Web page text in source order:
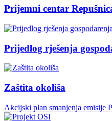
Prijemni centar
Prijedlog rješenja
Zaštita okoliša
Akcijski plan smanjenja emisije